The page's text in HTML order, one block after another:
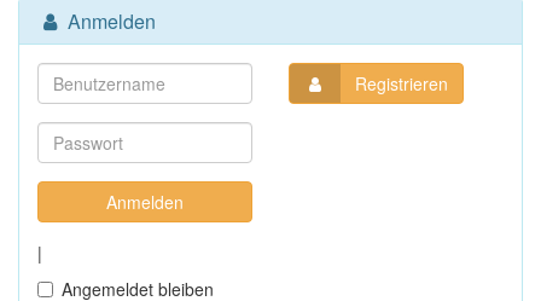
Anmelden
|
Angemeldet bleiben
Registrieren